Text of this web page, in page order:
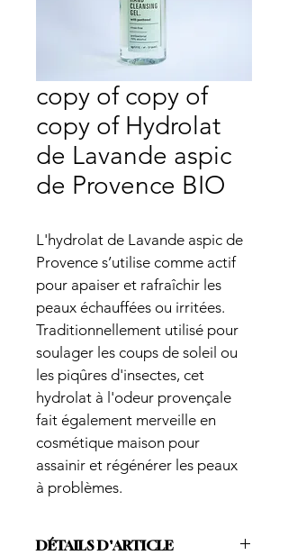
copy of copy of
copy of Hydrolat
de Lavande aspic
de Provence BIO
L'hydrolat de Lavande aspic de
Provence s’utilise comme actif
pour apaiser et rafraîchir les
peaux échauffées ou irritées.
Traditionnellement utilisé pour
soulager les coups de soleil ou
les piqûres d'insectes, cet
hydrolat à l'odeur provençale
fait également merveille en
cosmétique maison pour
assainir et régénérer les peaux
à problèmes.
DÉTAILS D'ARTICLE